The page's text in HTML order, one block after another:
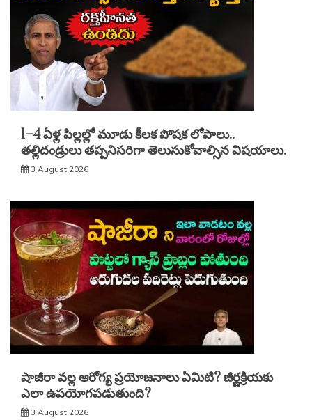
1–4 ఏళ్ల పిల్లల్లో మూడు కీలక పోషక లోపాలు..
తల్లిదండ్రులు తప్పనిసరిగా తెలుసుకోవాల్సిన విషయాలు.
3 August 2026
షాజీరా వల్ల ఆరోగ్య ప్రయోజనాలు ఏమిటి? జీర్ణక్రియకు
ఎలా ఉపయోగపడుతుంది?
3 August 2026